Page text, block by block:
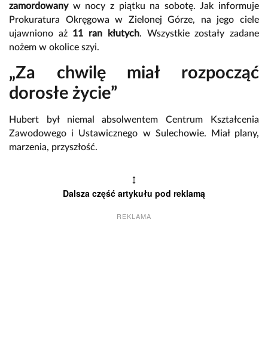
zamordowanyw nocy z piątku na sobotę. Jak informuje
Prokuratura Okręgowa w Zielonej Górze, na jego ciele
ujawniono aż11 ran kłutych. Wszystkie zostały zadane
nożem w okolice szyi.
„Za chwilę miał rozpocząć
dorosłe życie”
Hubert był niemal absolwentem Centrum Kształcenia
Zawodowego i Ustawicznego w Sulechowie. Miał plany,
marzenia, przyszłość.
↕
Dalsza część artykułu pod reklamą
REKLAMA